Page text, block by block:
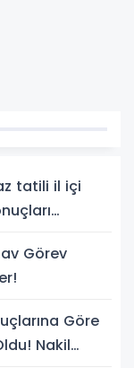
tatili il içi
Görev
Göre
Nakil